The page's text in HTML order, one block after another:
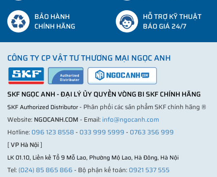
BẢO HÀNH
CHÍNH HÃNG
HỖ TRỢ KỸ THUẬT
BÁO GIÁ 24/7
CÔNG TY CP VẬT TƯ THƯƠNG MẠI NGỌC ANH
SKF NGỌC ANH - ĐẠI LÝ ỦY QUYỀN VÒNG BI SKF CHÍNH HÃNG
SKF Authorized Distributor- Phân phối các sản phẩm SKF chính hãng ®
Website: NGOCANH.COM- Email: info@ngocanh.com
Hotline: 096 123 8558- 033 999 5999- 0763 356 999
[VP Hà Nội]
LK 01.10, Liền kề Tổ 9 Mỗ Lao, Phường Mộ Lao, Hà Đông, Hà Nội
Tel: (024) 85 865 866- Bộ phận kế toán: 0921 537 555